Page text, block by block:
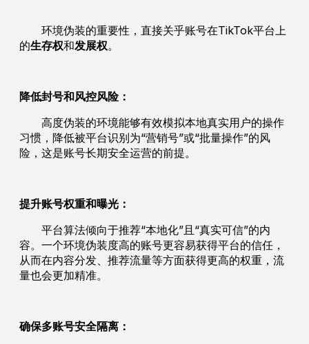
环境伪装的重要性，直接关乎账号在TikTok平台上
的生存权和发展权。
降低封号和风控风险：
高度伪装的环境能够有效模拟本地真实用户的操作
习惯，降低被平台识别为“营销号”或“批量操作”的风
险，这是账号长期安全运营的前提。
提升账号权重和曝光：
平台算法倾向于推荐“本地化”且“真实可信”的内
容。一个环境伪装度高的账号更容易获得平台的信任，
从而在内容分发、推荐流量等方面获得更高的权重，流
量也会更加精准。
确保多账号安全隔离：